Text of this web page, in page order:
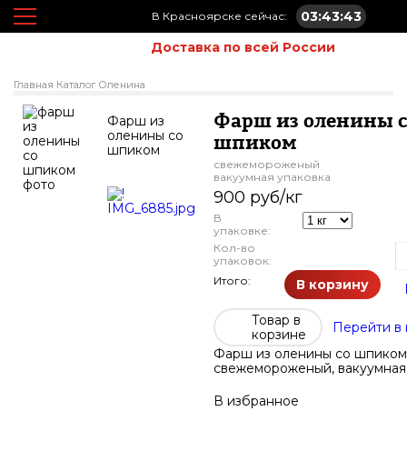
В Красноярске сейчас:
03:43:43
Доставка по всей России
Главная Каталог Оленина
Фарш из
оленины со
шпиком
Фарш из оленины
шпиком
свежемороженый
вакуумная упаковка
900 руб/кг
В
упаковке:
Кол-во
упаковок:
Итого:
В корзину
Товар в
корзине
Перейти в
Фарш из оленины со
свежемороженый, вакуумная
В избранное